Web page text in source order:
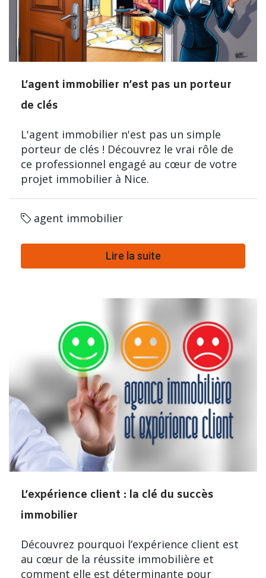
L’agent immobilier n’est pas un porteur
de clés
L'agent immobilier n'est pas un simple
porteur de clés ! Découvrez le vrai rôle de
ce professionnel engagé au cœur de votre
projet immobilier à Nice.
agent immobilier
Lire la suite
L’expérience client : la clé du succès
immobilier
Découvrez pourquoi l’expérience client est
au cœur de la réussite immobilière et
comment elle est déterminante pour